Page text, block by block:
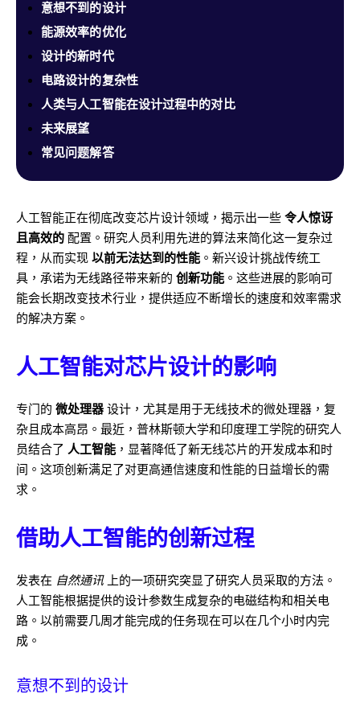
意想不到的设计
能源效率的优化
设计的新时代
电路设计的复杂性
人类与人工智能在设计过程中的对比
未来展望
常见问题解答
人工智能正在彻底改变芯片设计领域，揭示出一些 令人惊讶
且高效的 配置。研究人员利用先进的算法来简化这一复杂过
程，从而实现 以前无法达到的性能 。新兴设计挑战传统工
具，承诺为无线路径带来新的 创新功能 。这些进展的影响可
能会长期改变技术行业，提供适应不断增长的速度和效率需求
的解决方案。
人工智能对芯片设计的影响
专门的 微处理器 设计，尤其是用于无线技术的微处理器，复
杂且成本高昂。最近，普林斯顿大学和印度理工学院的研究人
员结合了 人工智能 ，显著降低了新无线芯片的开发成本和时
间。这项创新满足了对更高通信速度和性能的日益增长的需
求。
借助人工智能的创新过程
发表在 自然通讯 上的一项研究突显了研究人员采取的方法。
人工智能根据提供的设计参数生成复杂的电磁结构和相关电
路。以前需要几周才能完成的任务现在可以在几个小时内完
成。
意想不到的设计